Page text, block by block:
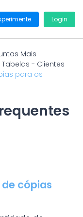
Login
Mais
Tabelas - Clientes
para os
cópias